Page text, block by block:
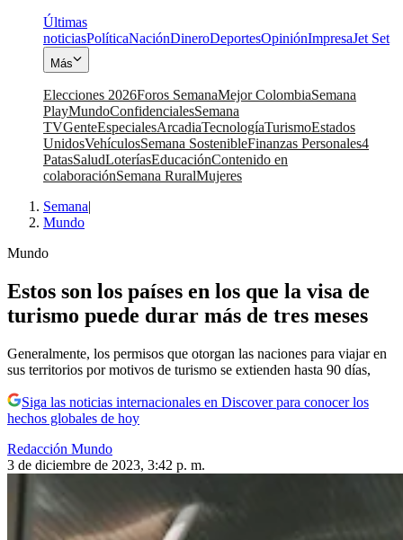
Últimas
noticiasPolíticaNaciónDineroDeportesOpiniónImpresaJet Set
Más
Elecciones 2026Foros SemanaMejor ColombiaSemana
PlayMundoConfidencialesSemana
TVGenteEspecialesArcadiaTecnologíaTurismoEstados
UnidosVehículosSemana SostenibleFinanzas Personales4
PatasSaludLoteríasEducaciónContenido en
colaboraciónSemana RuralMujeres
Semana|
Mundo
Mundo
Estos son los países en los que la visa de
turismo puede durar más de tres meses
Generalmente, los permisos que otorgan las naciones para viajar en
sus territorios por motivos de turismo se extienden hasta 90 días,
Siga las noticias internacionales en Discover para conocer los
hechos globales de hoy
Redacción Mundo
3 de diciembre de 2023, 3:42 p. m.